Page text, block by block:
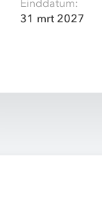
Einddatum:
31 mrt 2027